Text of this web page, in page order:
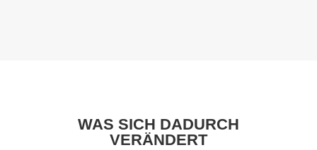
WAS SICH DADURCH
VERÄNDERT